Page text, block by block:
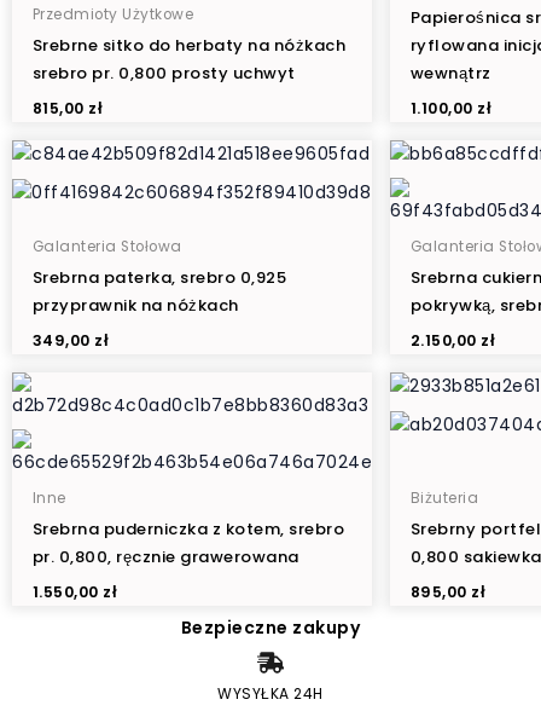
Przedmioty Użytkowe
Srebrne sitko do herbaty na nóżkach
srebro pr. 0,800 prosty uchwyt
815,00 zł
Papierośnica
ryflowana
wewnątrz
1.100,00 zł
Galanteria Stołowa
Srebrna paterka, srebro 0,925
przyprawnik na nóżkach
349,00 zł
Galanteria
Srebrna
pokrywką,
2.150,00 zł
Inne
Srebrna puderniczka z kotem, srebro
pr. 0,800, ręcznie grawerowana
1.550,00 zł
Biżuteria
Srebrny
0,800
895,00 zł
Bezpieczne zakupy
WYSYŁKA 24H